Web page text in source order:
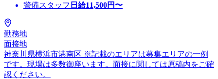
警備スタッフ 日給11,500円〜
勤務地
面接地
神奈川県横浜市港南区 ※記載のエリアは募集エリアの一例
です。現場は多数御座います。面接に関しては原稿内をご確
認ください。